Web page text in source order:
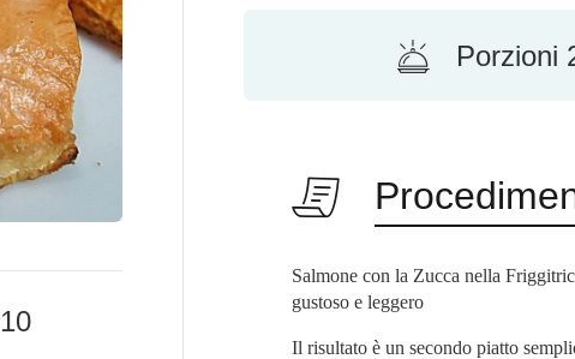
10
Porzioni
Salmone con la Zucca nella
gustoso e leggero
Il risultato è un secondo piatto